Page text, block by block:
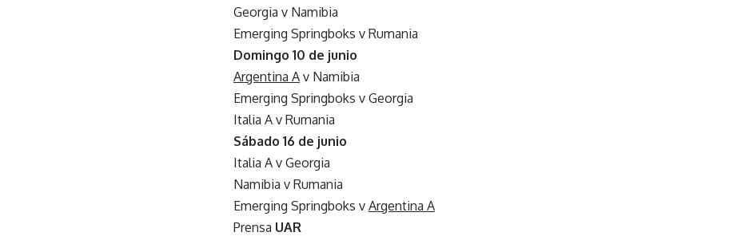
Georgia v Namibia
Emerging Springboks v Rumania
Domingo 10 de junio
Argentina A v Namibia
Emerging Springboks v Georgia
Italia A v Rumania
Sábado 16 de junio
Italia A v Georgia
Namibia v Rumania
Emerging Springboks v Argentina A
Prensa UAR